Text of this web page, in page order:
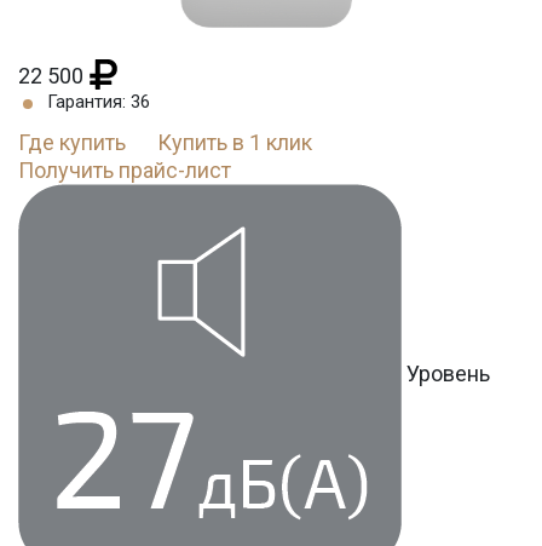
22 500
Гарантия: 36
Где купить
Купить в 1 клик
Получить прайс-лист
Уровень